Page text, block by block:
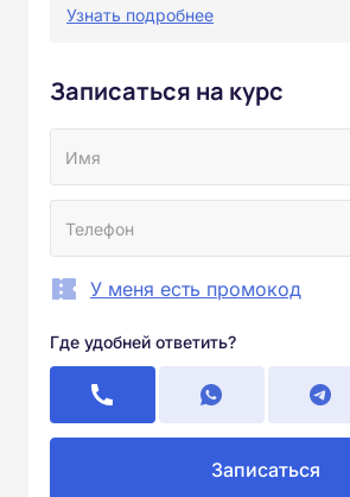
Узнать подробнее
Записаться на курс
У меня есть промокод
Где удобней ответить?
Записаться